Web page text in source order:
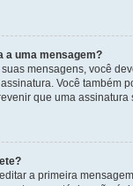
a uma mensagem?
mensagens, você
Você também
que uma
a primeira